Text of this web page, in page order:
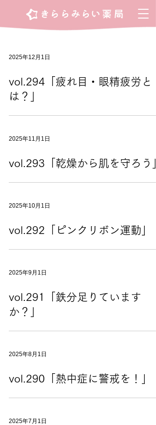
2025年12月1日
vol.294「疲れ目・眼精疲労と
は？」
2025年11月1日
vol.293「乾燥から肌を守ろう
2025年10月1日
vol.292「ピンクリボン運動」
2025年9月1日
vol.291「鉄分足りています
か？」
2025年8月1日
vol.290「熱中症に警戒を！」
2025年7月1日